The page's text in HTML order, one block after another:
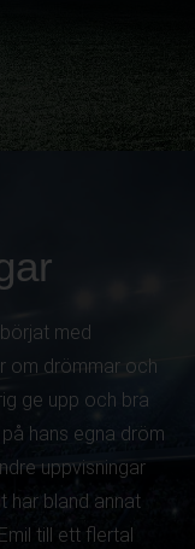
med
om drömmar och
ge upp och bra
hans egna dröm
uppvisningar
har bland annat
till ett flertal